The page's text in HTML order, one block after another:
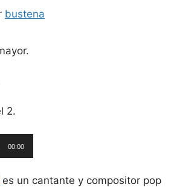
bustena
2.
00:00
es un cantante y compositor pop